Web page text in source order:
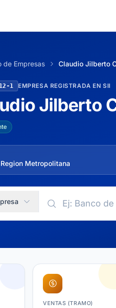
de Empresas Claudio Jilberto
1 EMPRESA REGISTRADA EN SII
Jilberto
Metropolitana
VENTAS (TRAMO)